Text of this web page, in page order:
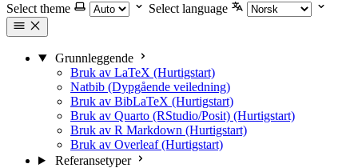
Select theme
Select language
Grunnleggende
Bruk av LaTeX (Hurtigstart)
Natbib (Dypgående veiledning)
Bruk av BibLaTeX (Hurtigstart)
Bruk av Quarto (RStudio/Posit) (Hurtigstart)
Bruk av R Markdown (Hurtigstart)
Bruk av Overleaf (Hurtigstart)
Referansetyper